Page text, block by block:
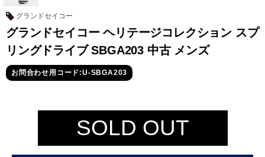
コンスタンタン
グランドセイコー
グランドセイコー ヘリテージコレクション スプ
リングドライブ SBGA203 中古 メンズ
お問合わせ用コード:U-SBGA203
SOLD OUT